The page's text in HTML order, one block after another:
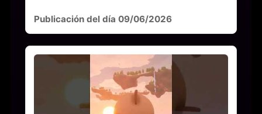
Publicación del día 09/06/2026